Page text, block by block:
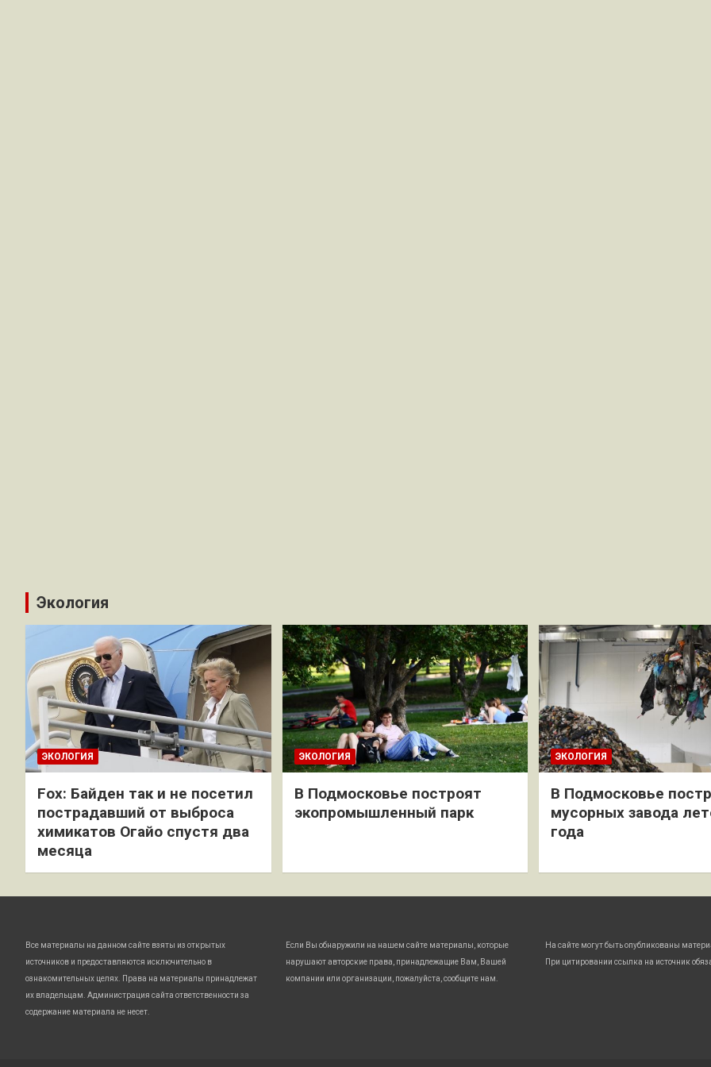
Экология
ЭКОЛОГИЯ
Fox: Байден так и не посетил
пострадавший от выброса
химикатов Огайо спустя два
месяца
ЭКОЛОГИЯ
В Подмосковье построят
экопромышленный парк
ЭКОЛОГИЯ
В Подмосковье
мусорных завода
года
Все материалы на данном сайте взяты из открытых
источников и предоставляются исключительно в
ознакомительных целях. Права на материалы принадлежат
их владельцам. Администрация сайта ответственности за
содержание материала не несет.
Если Вы обнаружили на нашем сайте материалы, которые
нарушают авторские права, принадлежащие Вам, Вашей
компании или организации, пожалуйста, сообщите нам.
На сайте могут быть опубликованы
При цитировании ссылка на источник